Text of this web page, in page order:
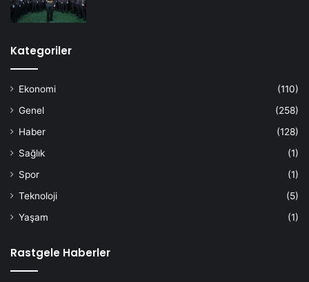
Kategoriler
Ekonomi
(110)
Genel
(258)
Haber
(128)
Sağlık
(1)
Spor
(1)
Teknoloji
(5)
Yaşam
(1)
Rastgele Haberler